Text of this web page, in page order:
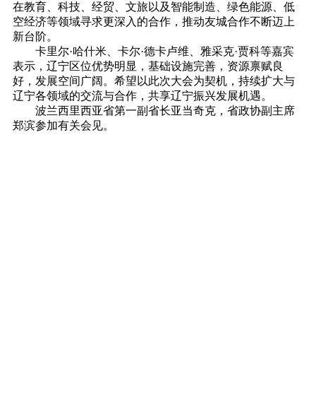
在教育、科技、经贸、文旅以及智能制造、绿色能源、低
空经济等领域寻求更深入的合作，推动友城合作不断迈上
新台阶。
卡里尔·哈什米、卡尔·德卡卢维、雅采克·贾科等嘉宾
表示，辽宁区位优势明显，基础设施完善，资源禀赋良
好，发展空间广阔。希望以此次大会为契机，持续扩大与
辽宁各领域的交流与合作，共享辽宁振兴发展机遇。
波兰西里西亚省第一副省长亚当奇克，省政协副主席
郑滨参加有关会见。